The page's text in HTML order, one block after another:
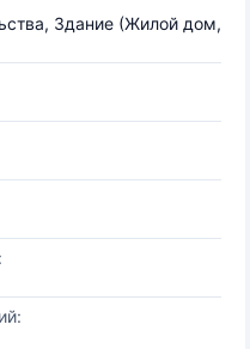
Здание (Жилой дом,